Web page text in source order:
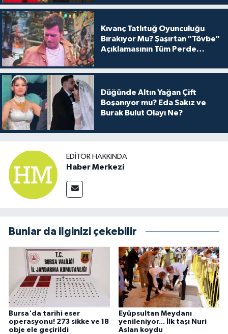
Kıvanç Tatlıtuğ Oyunculuğu
Bırakıyor Mu? Şaşırtan "Tövbe"
Açıklamasının Tüm Perde
Düğünde Altın Yağan Çift
Boşanıyor mu? Eda Sakız ve
Burak Bulut Olayı Ne?
EDITÖR HAKKINDA
Haber Merkezi
Bunlar da ilginizi çekebilir
Bursa'da tarihi eser
operasyonu! 273 sikke ve 18
obje ele geçirildi
Eyüpsultan Meydanı
yenileniyor... İlk taşı Nuri
Aslan koydu